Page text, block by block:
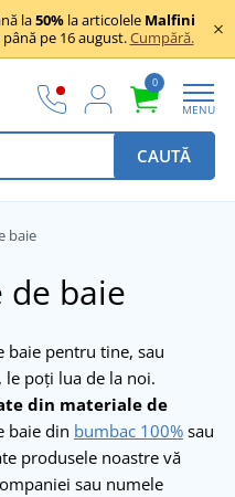
la50% la articolele Malfini
pe 16 august.Cumpără.
0
MENU
CAUTĂ
baie
de baie
baie pentru tine, sau
poți lua de la noi.
din materiale de
baie din bumbac 100% sau
produsele noastre vă
sau numele